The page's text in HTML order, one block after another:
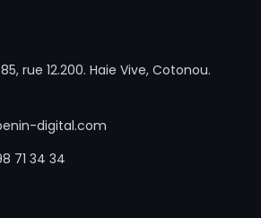
rue 12.200. Haie Vive, Cotonou.
digital.com
71 34 34